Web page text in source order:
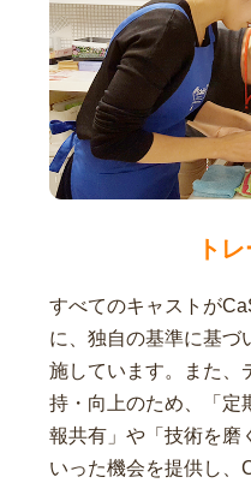
ト
すべてのキャストが
に、独自の基準に基づ
施しています。また、
持・向上のため、「定
報共有」や「技術を磨
いった機会を提供し、